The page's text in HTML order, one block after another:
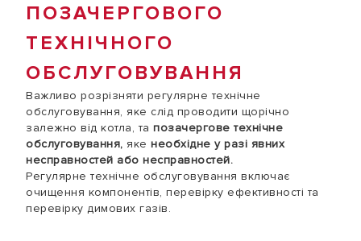
ПОЗАЧЕРГОВОГО
ТЕХНІЧНОГО
ОБСЛУГОВУВАННЯ
Важливо розрізняти регулярне технічне
обслуговування, яке слід проводити щорічно
залежно від котла, та позачергове технічне
обслуговування, яке необхідне у разі явних
несправностей або несправностей.
Регулярне технічне обслуговування включає
очищення компонентів, перевірку ефективності та
перевірку димових газів.